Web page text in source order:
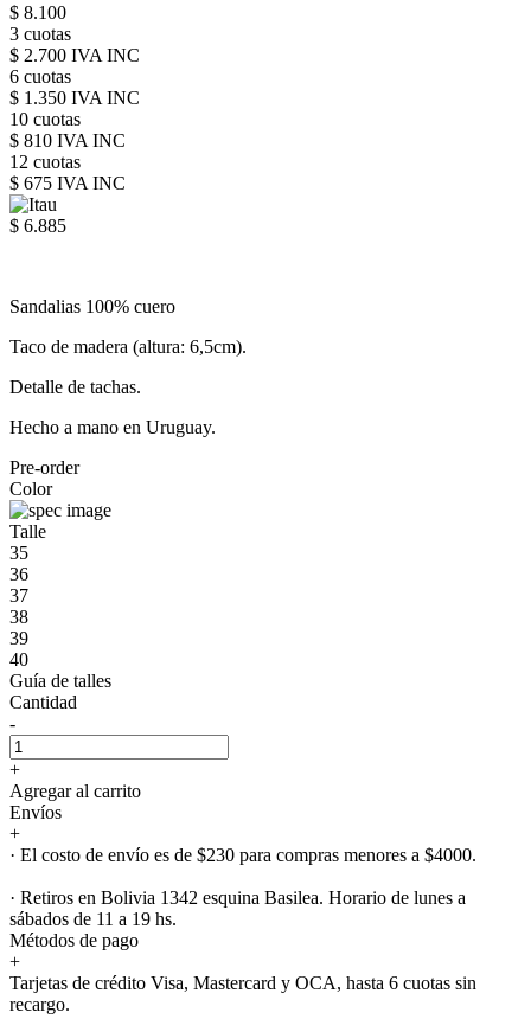
$ 8.100
3 cuotas
$ 2.700 IVA INC
6 cuotas
$ 1.350 IVA INC
10 cuotas
$ 810 IVA INC
12 cuotas
$ 675 IVA INC
$ 6.885
Sandalias 100% cuero
Taco de madera (altura: 6,5cm).
Detalle de tachas.
Hecho a mano en Uruguay.
Pre-order
Color
Talle
35
36
37
38
39
40
Guía de talles
Cantidad
-
+
Agregar al carrito
Envíos
+
· El costo de envío es de $230 para compras menores a $4000.
· Retiros en Bolivia 1342 esquina Basilea. Horario de lunes a
sábados de 11 a 19 hs.
Métodos de pago
+
Tarjetas de crédito Visa, Mastercard y OCA, hasta 6 cuotas sin
recargo.